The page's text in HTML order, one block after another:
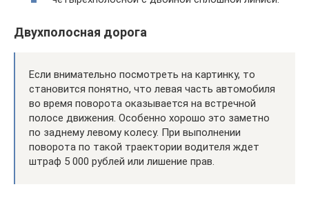
Двухполосная дорога
Если внимательно посмотреть на картинку, то
становится понятно, что левая часть автомобиля
во время поворота оказывается на встречной
полосе движения. Особенно хорошо это заметно
по заднему левому колесу. При выполнении
поворота по такой траектории водителя ждет
штраф 5 000 рублей или лишение прав.